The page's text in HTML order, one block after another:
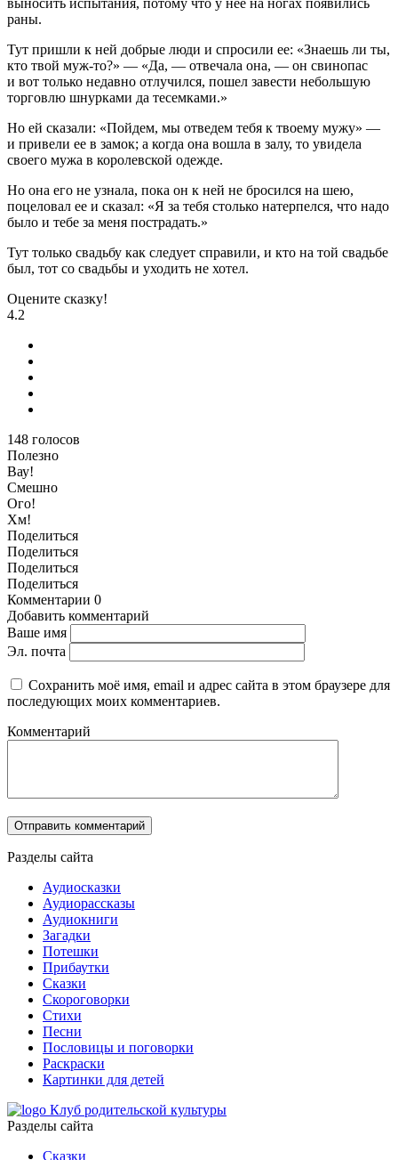
выносить испытания, потому что у нее на ногах появились
раны.
Тут пришли к ней добрые люди и спросили ее: «Знаешь ли ты,
кто твой муж-то?» — «Да, — отвечала она, — он свинопас
и вот только недавно отлучился, пошел завести небольшую
торговлю шнурками да тесемками.»
Но ей сказали: «Пойдем, мы отведем тебя к твоему мужу» —
и привели ее в замок; а когда она вошла в залу, то увидела
своего мужа в королевской одежде.
Но она его не узнала, пока он к ней не бросился на шею,
поцеловал ее и сказал: «Я за тебя столько натерпелся, что надо
было и тебе за меня пострадать.»
Тут только свадьбу как следует справили, и кто на той свадьбе
был, тот со свадьбы и уходить не хотел.
Оцените сказку!
4.2
148 голосов
Полезно
Вау!
Смешно
Ого!
Хм!
Поделиться
Поделиться
Поделиться
Поделиться
Комментарии 0
Добавить комментарий
Ваше имя
Эл. почта
Сохранить моё имя, email и адрес сайта в этом браузере для
последующих моих комментариев.
Комментарий
Разделы сайта
Аудиосказки
Аудиорассказы
Аудиокниги
Загадки
Потешки
Прибаутки
Сказки
Скороговорки
Стихи
Песни
Пословицы и поговорки
Раскраски
Картинки для детей
Клуб родительской культуры
Разделы сайта
Сказки